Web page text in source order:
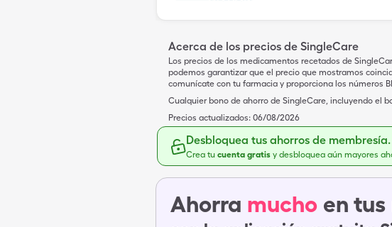
Acerca de los precios de SingleCare
Los precios de los medicamentos recetados de
podemos garantizar que el precio que mostramos
comunícate con tu farmacia y proporciona los números
Cualquier bono de ahorro de SingleCare, incluyendo el
Precios actualizados: 06/08/2026
Desbloquea tus ahorros de membresía.
Crea tu cuenta gratis y desbloquea aún mayores
Ahorra mucho en